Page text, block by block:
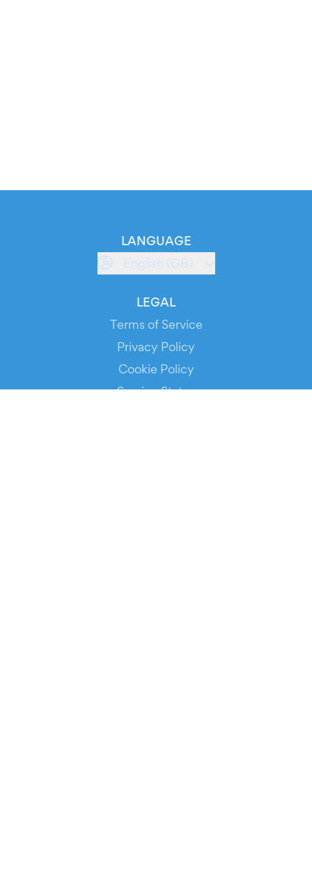
LANGUAGE
English (GB)
LEGAL
Terms of Service
Privacy Policy
Cookie Policy
Service Status